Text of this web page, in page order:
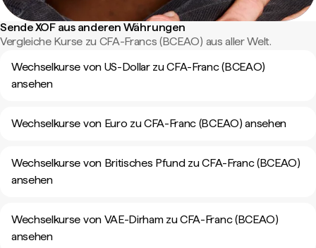
Sende XOF aus anderen Währungen
Vergleiche Kurse zu CFA-Francs (BCEAO) aus aller Welt.
Wechselkurse von US-Dollar zu CFA-Franc (BCEAO)
ansehen
Wechselkurse von Euro zu CFA-Franc (BCEAO) ansehen
Wechselkurse von Britisches Pfund zu CFA-Franc (BCEAO)
ansehen
Wechselkurse von VAE-Dirham zu CFA-Franc (BCEAO)
ansehen